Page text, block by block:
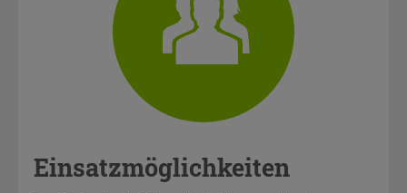
Einsatzmöglichkeiten